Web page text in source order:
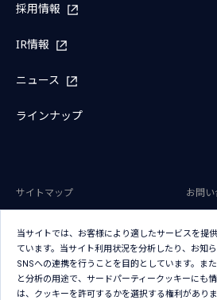
採用情報
IR情報
ニュース
ラインナップ
サイトマップ
お問
アクセシビリティポリシー
クッ
クッキー（Cookie）プリファレン
ス
当サイトでは、お客様により適したサービスを提
ています。当サイト利用状況を分析したり、お知
SNSへの連携を行うことを目的としています。ま
と分析の用途で、サードパーティークッキーにも
は、クッキーを許可するかを選択する権利があり